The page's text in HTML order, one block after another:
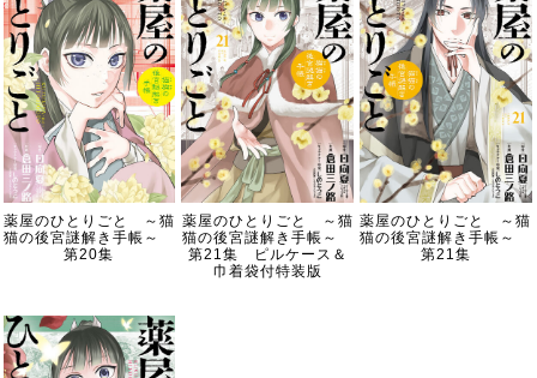
薬屋のひとりごと ～猫
猫の後宮謎解き手帳～
第20集
薬屋のひとりごと ～猫
猫の後宮謎解き手帳～
第21集 ピルケース＆
巾着袋付特装版
薬屋のひとりごと ～猫
猫の後宮謎解き手帳～
第21集